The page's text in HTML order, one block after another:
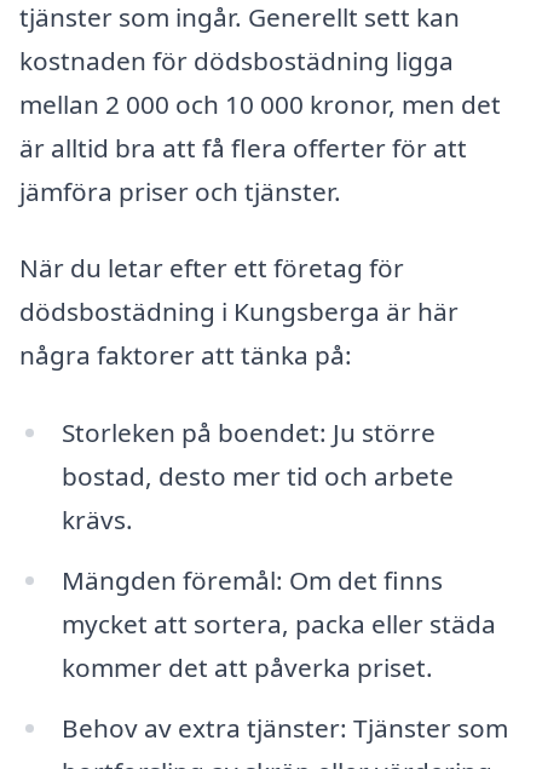
tjänster som ingår. Generellt sett kan
kostnaden för dödsbostädning ligga
mellan 2 000 och 10 000 kronor, men det
är alltid bra att få flera offerter för att
jämföra priser och tjänster.
När du letar efter ett företag för
dödsbostädning i Kungsberga är här
några faktorer att tänka på:
Storleken på boendet: Ju större
bostad, desto mer tid och arbete
krävs.
Mängden föremål: Om det finns
mycket att sortera, packa eller städa
kommer det att påverka priset.
Behov av extra tjänster: Tjänster som